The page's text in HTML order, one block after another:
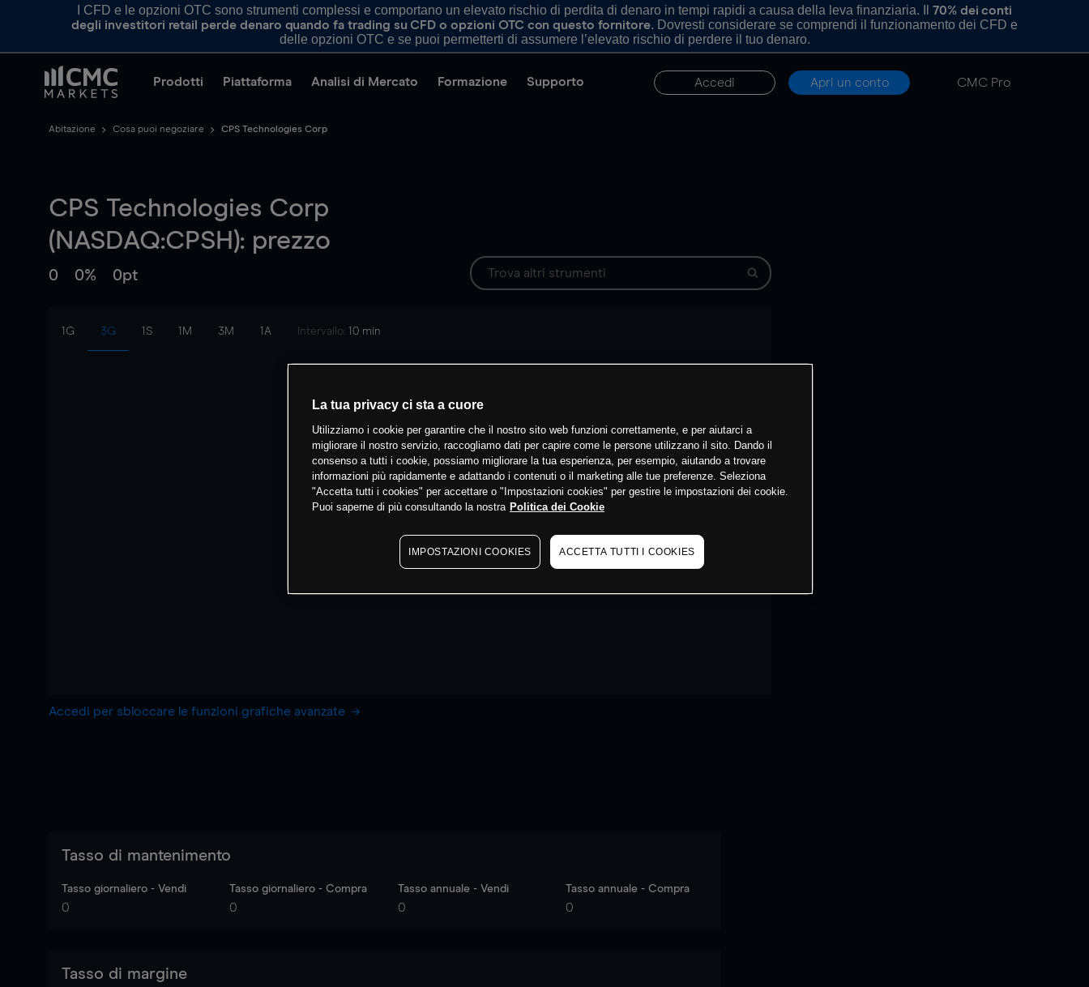
I CFD e le opzioni OTC sono strumenti complessi e comportano un elevato rischio di perdita di denaro in tempi rapidi a causa della leva finanziaria. Il 70% dei conti
degli investitori retail perde denaro quando fa trading su CFD o opzioni OTC con questo fornitore. Dovresti considerare se comprendi il funzionamento dei CFD e
delle opzioni OTC e se puoi permetterti di assumere l’elevato rischio di perdere il tuo denaro.
Prodotti Piattaforma Analisi di Mercato Formazione Supporto Accedi Apri un conto CMC Pro
Abitazione Cosa puoi negoziare CPS Technologies Corp
CPS Technologies Corp
(NASDAQ:CPSH): prezzo
0 0% 0pt
1G 3G 1S 1M 3M 1A Intervallo: 10 min
Accedi per sbloccare le funzioni grafiche avanzate
Tasso di mantenimento
Tasso giornaliero - Vendi
0
Tasso giornaliero - Compra
0
Tasso annuale - Vendi
0
Tasso annuale - Compra
0
Tasso di margine
La tua privacy ci sta a cuore
Utilizziamo i cookie per garantire che il nostro sito web funzioni correttamente, e per aiutarci a
migliorare il nostro servizio, raccogliamo dati per capire come le persone utilizzano il sito. Dando il
consenso a tutti i cookie, possiamo migliorare la tua esperienza, per esempio, aiutando a trovare
informazioni più rapidamente e adattando i contenuti o il marketing alle tue preferenze. Seleziona
"Accetta tutti i cookies" per accettare o "Impostazioni cookies" per gestire le impostazioni dei cookie.
Puoi saperne di più consultando la nostra Politica dei Cookie
IMPOSTAZIONI COOKIES ACCETTA TUTTI I COOKIES